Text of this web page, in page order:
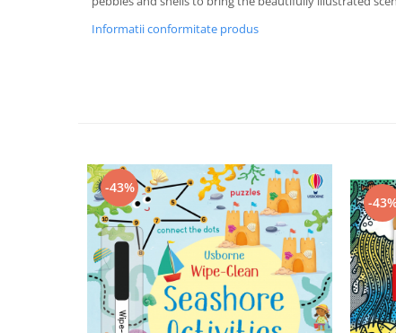
Informatii conformitate produs
-43%
-